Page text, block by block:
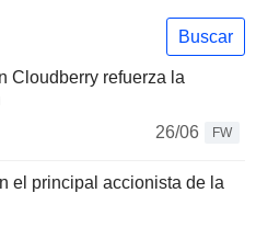
Buscar
Cloudberry refuerza la
26/06
FW
el principal accionista de la